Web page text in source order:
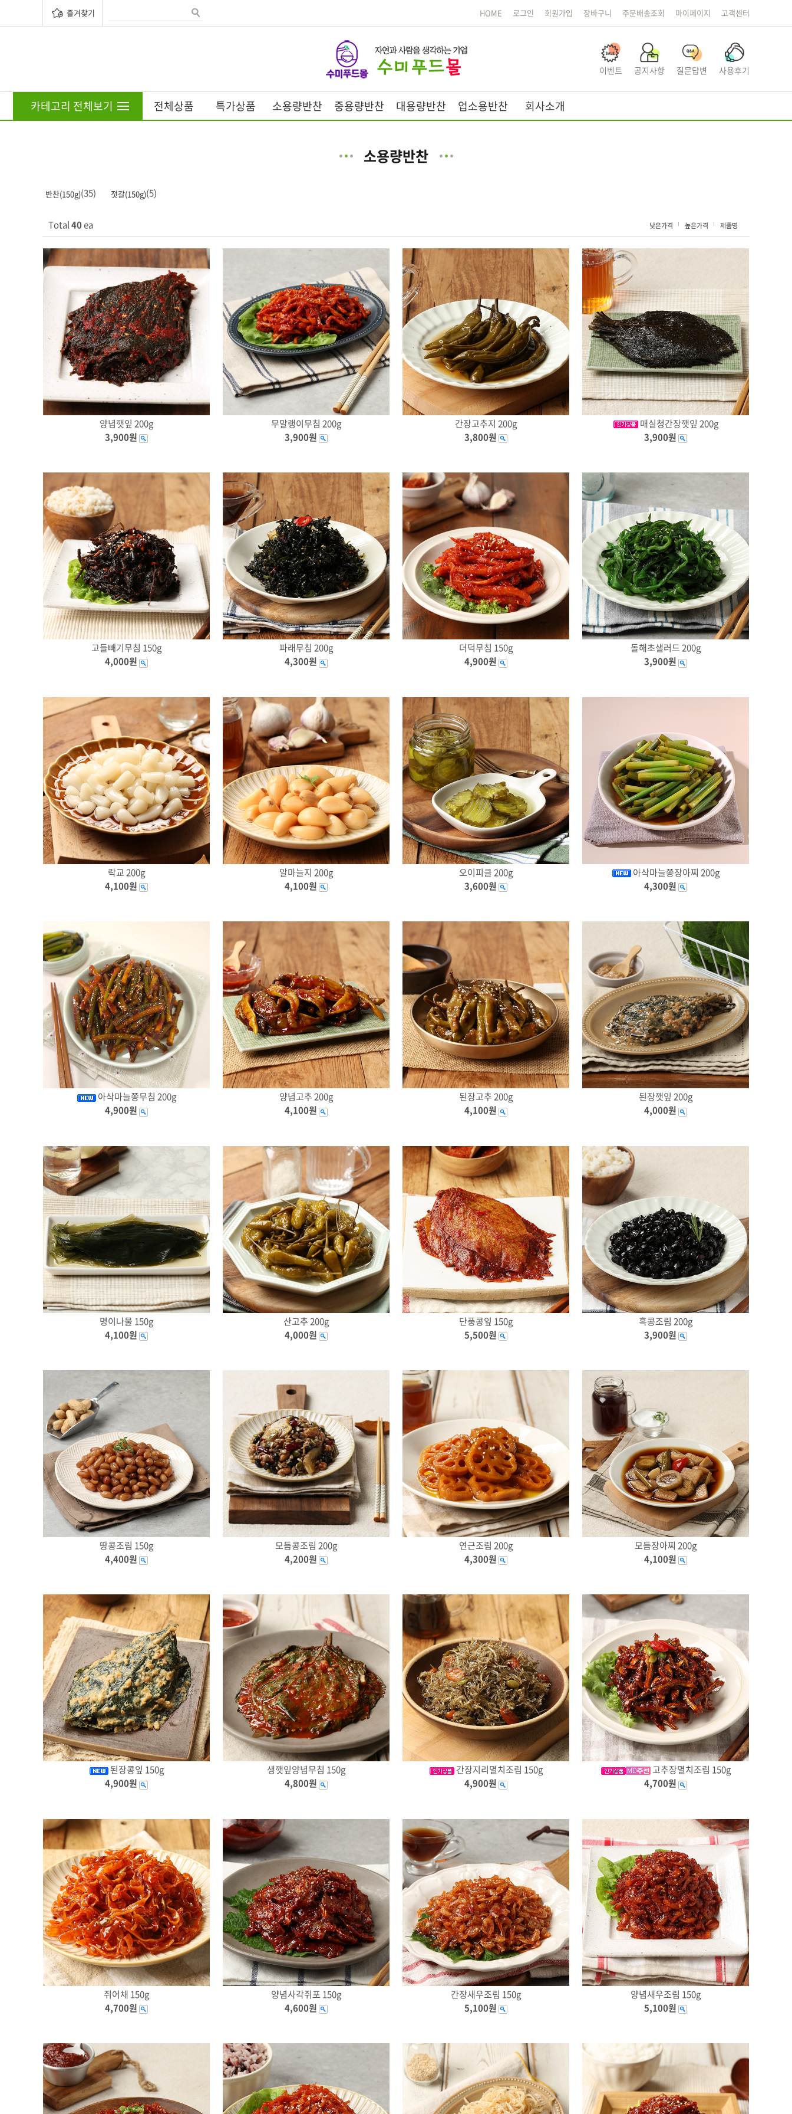
즐겨찾기 HOME 로그인 회원가입 장바구니 주문배송조회 마이페이지 고객센터
이벤트 공지사항 질문답변 사용후기
카테고리 전체보기 전체상품 특가상품 소용량반찬 중용량반찬 대용량반찬 업소용반찬 회사소개
소용량반찬
반찬(150g)(35) 젓갈(150g)(5)
Total40ea 낮은가격 높은가격 제품명
양념깻잎 200g
3,900원
무말랭이무침 200g
3,900원
간장고추지 200g
3,800원
매실청간장깻잎 200g
3,900원
고들빼기무침 150g
4,000원
파래무침 200g
4,300원
더덕무침 150g
4,900원
돌해초샐러드 200g
3,900원
락교 200g
4,100원
알마늘지 200g
4,100원
오이피클 200g
3,600원
아삭마늘쫑장아찌 200g
4,300원
아삭마늘쫑무침 200g
4,900원
양념고추 200g
4,100원
된장고추 200g
4,100원
된장깻잎 200g
4,000원
명이나물 150g
4,100원
산고추 200g
4,000원
단풍콩잎 150g
5,500원
흑콩조림 200g
3,900원
땅콩조림 150g
4,400원
모듬콩조림 200g
4,200원
연근조림 200g
4,300원
모듬장아찌 200g
4,100원
된장콩잎 150g
4,900원
생깻잎양념무침 150g
4,800원
간장지리멸치조림 150g
4,900원
고추장멸치조림 150g
4,700원
쥐어채 150g
4,700원
양념사각쥐포 150g
4,600원
간장새우조림 150g
5,100원
양념새우조림 150g
5,100원